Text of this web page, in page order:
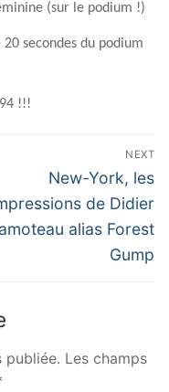
(sur le podium !)
secondes du podium
!!!
NEXT
Next
post:
New-York, les
de Didier
alias Forest
Gump
publiée. Les champs